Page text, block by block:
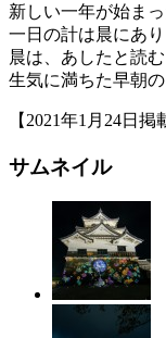
新しい一年が始ま
一日の計は晨にあり
晨は、あしたと読む
生気に満ちた早朝
【2021年1月24日掲
サムネイル